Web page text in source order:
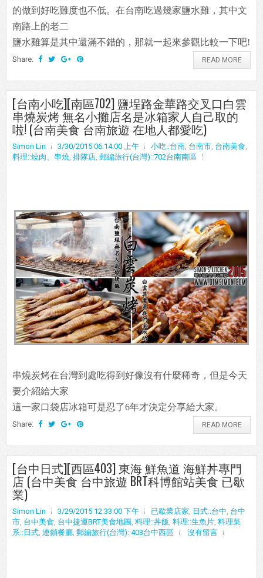
的做到好吃難度也不低。在台南吃過幾家鹽水雞，其中文
南路上的老二
鹽水雞算是其中還滿不錯的，那就一起來參觀比較一下吧!
Share: READ MORE
[台南小吃][南區702] 鹽埕路金華路交叉口白雲
串燒炭烤 無名小攤店名是冰箱家人自己取的
啦! (台南美食 台南旅遊 在地人都愛吃)
Simon Lin 3/30/2015 06:14:00 上午 小吃::台南, 台南市, 台南美食,
料理::燒肉、串燒, 排隊店, 郵編旅行(台灣)::702台南南區
串燒炭烤在台灣到處吃得到好像沒有什麼稀奇，但是今天
要介紹給大家
這一家口袋店冰箱可是忍了6年才決定分享給大家。
Share: READ MORE
[台中日式][西區403] 東海 鮮魚道 海鮮丼專門
店 (台中美食 台中旅遊 BRT科博館站美食 已歇
業)
Simon Lin 3/29/2015 12:33:00 下午 已歇業店家 日式::台中 台中
市 台中美食 台中捷運BRT美食地圖 料理::丼飯 料理::生魚片 料理菜
系::日式 連鎖餐廳 郵編旅行(台灣)::403台中西區 沒有留言